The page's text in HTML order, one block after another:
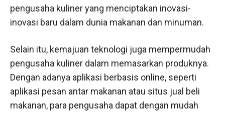
pengusaha kuliner yang menciptakan inovasi-
inovasi baru dalam dunia makanan dan minuman.
Selain itu, kemajuan teknologi juga mempermudah
pengusaha kuliner dalam memasarkan produknya.
Dengan adanya aplikasi berbasis online, seperti
aplikasi pesan antar makanan atau situs jual beli
makanan, para pengusaha dapat dengan mudah